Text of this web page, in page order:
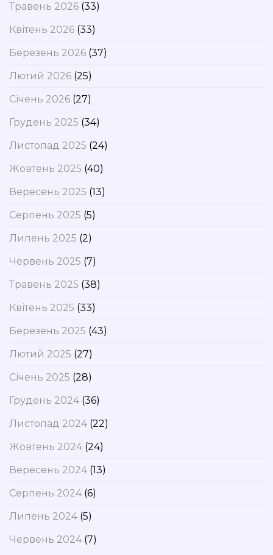
Травень 2026 (33)
Квітень 2026 (33)
Березень 2026 (37)
Лютий 2026 (25)
Січень 2026 (27)
Грудень 2025 (34)
Листопад 2025 (24)
Жовтень 2025 (40)
Вересень 2025 (13)
Серпень 2025 (5)
Липень 2025 (2)
Червень 2025 (7)
Травень 2025 (38)
Квітень 2025 (33)
Березень 2025 (43)
Лютий 2025 (27)
Січень 2025 (28)
Грудень 2024(36)
Листопад 2024(22)
Жовтень 2024(24)
Вересень 2024(13)
Серпень 2024(6)
Липень 2024(5)
Червень 2024(7)